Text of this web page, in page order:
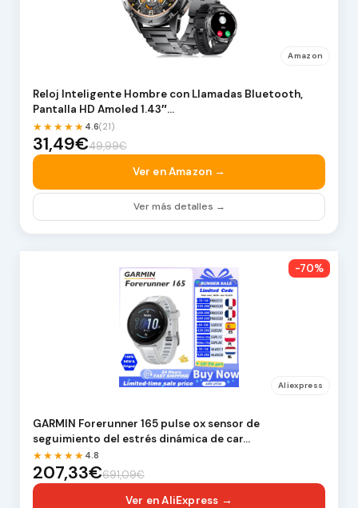
Amazon
Reloj Inteligente Hombre con Llamadas Bluetooth,
Pantalla HD Amoled 1.43″…
★★★★★ 4.6(21)
31,49€49,99€
Ver en Amazon →
Ver más detalles →
-70%
Aliexpress
GARMIN Forerunner 165 pulse ox sensor de
seguimiento del estrés dinámica de car…
★★★★★ 4.8
207,33€691,09€
Ver en AliExpress →